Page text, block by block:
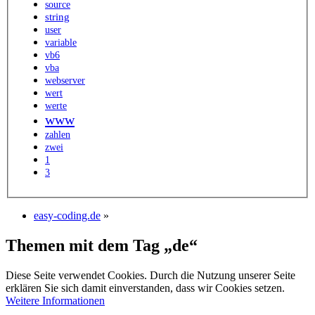
source
string
user
variable
vb6
vba
webserver
wert
werte
www
zahlen
zwei
1
3
easy-coding.de »
Themen mit dem Tag „de“
Diese Seite verwendet Cookies. Durch die Nutzung unserer Seite
erklären Sie sich damit einverstanden, dass wir Cookies setzen.
Weitere Informationen